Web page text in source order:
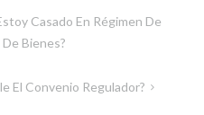
Casado En Régimen De
Bienes?
El Convenio Regulador?